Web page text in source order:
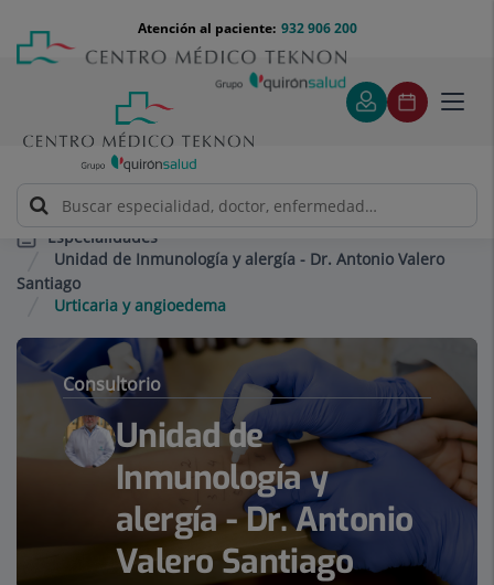
contenido
Menú
teléfono
cabecera
932 906 200
Atención al paciente:
Especialidades
Unidad de Inmunología y alergía - Dr. Antonio Valero
Santiago
Urticaria y angioedema
Consultorio
Unidad de
Inmunología y
alergía - Dr. Antonio
Valero Santiago